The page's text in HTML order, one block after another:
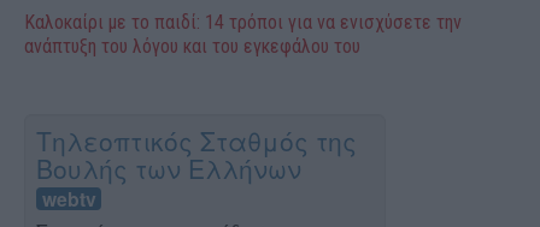
Καλοκαίρι με το παιδί: 14 τρόποι για να ενισχύσετε την
ανάπτυξη του λόγου και του εγκεφάλου του